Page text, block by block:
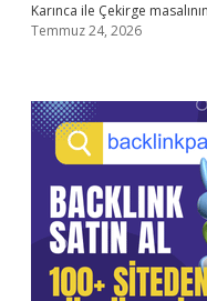
Karınca ile Çekirge
Temmuz 24, 2026